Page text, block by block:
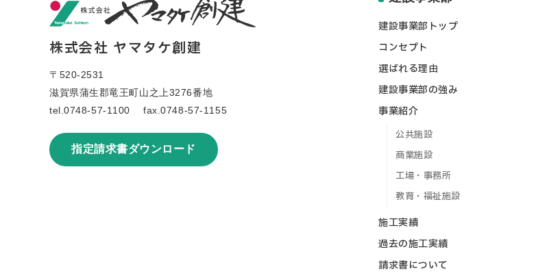
地域に必要とされる仕事を
あなたの手で
私たちと一緒に
暮らしの未来をつくる仲間を
募集しています
。
VIEW MORE
株式会社 ヤマタケ創建
〒520-2531
滋賀県蒲生郡竜王町山之上3276番地
tel.0748-57-1100 fax.0748-57-1155
指定請求書ダウンロード
建設事業部トップ
コンセプト
選ばれる理由
建設事業部の強み
事業紹介
公共施設
商業施設
工場・事務所
教育・福祉施設
施工実績
過去の施工実績
請求書について